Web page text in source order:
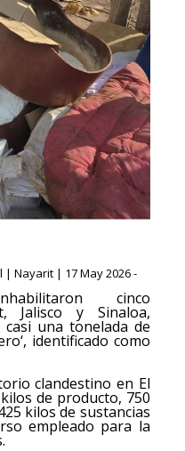
| Nayarit | 17 May 2026 -
cinco
Jalisco y Sinaloa,
una tonelada de
identificado como
clandestino en El
de producto, 750
kilos de sustancias
empleado para la